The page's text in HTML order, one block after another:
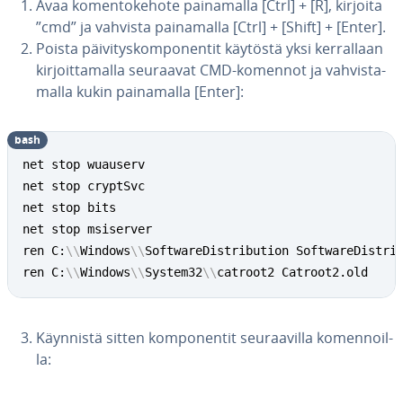
Avaa ko­men­to­ke­ho­te pai­na­mal­la [Ctrl] + [R], kirjoita
”cmd” ja vahvista pai­na­mal­la [Ctrl] + [Shift] + [Enter].
Poista päi­vi­tys­kom­po­nen­tit käytöstä yksi ker­ral­laan
kir­joit­ta­mal­la seuraavat CMD-komennot ja vah­vis­ta­
mal­la kukin pai­na­mal­la [Enter]:
net stop wuauserv
net stop cryptSvc
net stop bits
net stop msiserver
ren C: \\Windows\\SoftwareDistribution
ren C: \\Windows\\System32\\catroot2 Catroot2.old
bash
Käynnistä sitten kom­po­nen­tit seu­raa­vil­la ko­men­noil­
la: